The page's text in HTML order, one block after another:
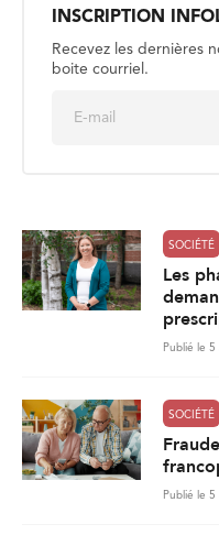
INSCRIPTION
Recevez les dernières
boite courriel.
SOCIÉTÉ
Les
Publié le 5
SOCIÉTÉ
Publié le 5